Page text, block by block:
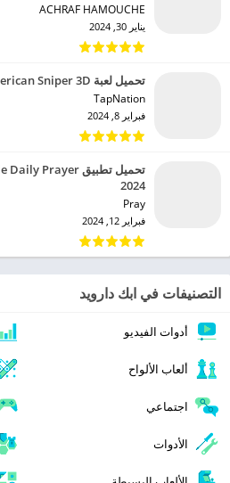
ACHRAF HAMOUCHE‏
يناير 30, 2024
تحميل لعبة American Sniper 3D مهكرة للاندرويد 2024
TapNation‏
فبراير 8, 2024
2024
Pray‏
فبراير 12, 2024
التصنيفات في ابك دارويد
أدوات الفيديو
ألعاب الألواح
اجتماعي
الأدوات